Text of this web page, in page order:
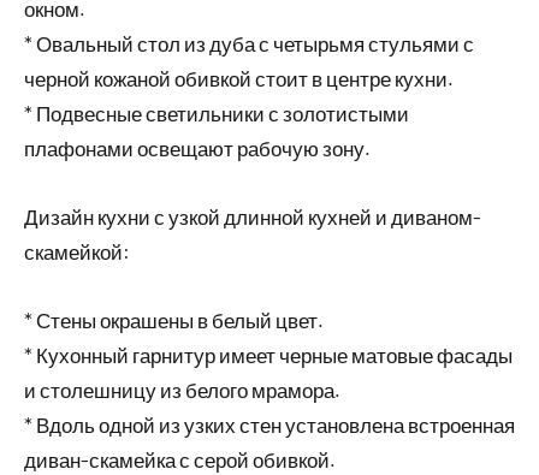
окном.
* Овальный стол из дуба с четырьмя стульями с
черной кожаной обивкой стоит в центре кухни.
* Подвесные светильники с золотистыми
плафонами освещают рабочую зону.
Дизайн кухни с узкой длинной кухней и диваном-
скамейкой:
* Стены окрашены в белый цвет.
* Кухонный гарнитур имеет черные матовые фасады
и столешницу из белого мрамора.
* Вдоль одной из узких стен установлена встроенная
диван-скамейка с серой обивкой.